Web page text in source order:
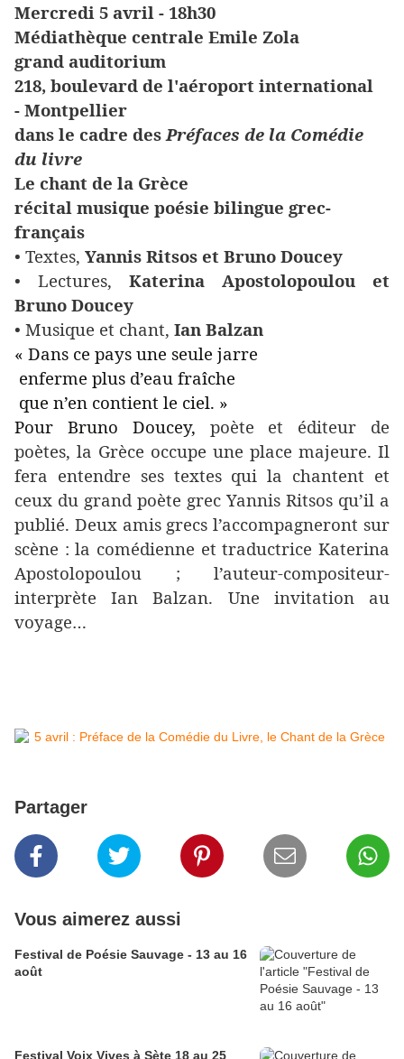
Mercredi 5 avril - 18h30
Médiathèque centrale Emile Zola
grand auditorium
218, boulevard de l'aéroport international
- Montpellier
dans le cadre desPréfaces de la Comédie
du livre
Le chant de la Grèce
récital musique poésie bilingue grec-
français
• Textes, Yannis Ritsos et Bruno Doucey
• Lectures, Katerina Apostolopoulou et
Bruno Doucey
• Musique et chant, Ian Balzan
« Dans ce pays une seule jarre
enferme plus d’eau fraîche
que n’en contient le ciel. »
Pour Bruno Doucey, poète et éditeur de
poètes, la Grèce occupe une place majeure. Il
fera entendre ses textes qui la chantent et
ceux du grand poète grec Yannis Ritsos qu’il a
publié. Deux amis grecs l’accompagneront sur
scène : la comédienne et traductrice Katerina
Apostolopoulou ; l’auteur-compositeur-
interprète Ian Balzan. Une invitation au
voyage…
Partager
Vous aimerez aussi
Festival de Poésie Sauvage - 13 au 16
août
Festival Voix Vives à Sète 18 au 25